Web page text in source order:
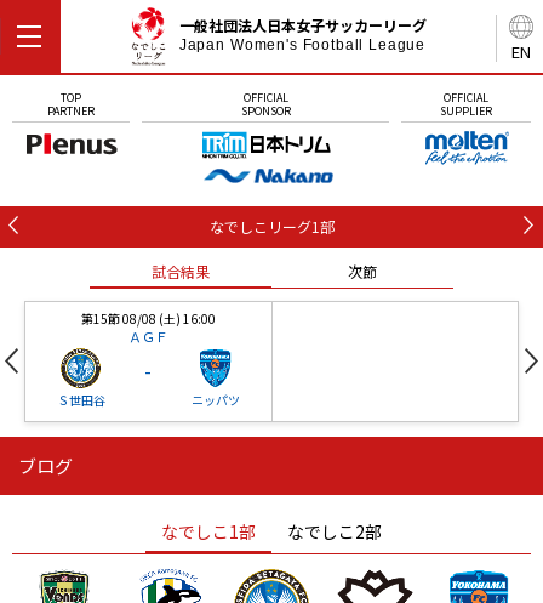
EN
一般社団法人日本女子サッカーリーグ
Japan Women's Football League
TOP
PARTNER
OFFICIAL
SPONSOR
OFFICIAL
SUPPLIER
なでしこリーグ1部
試合結果 次節
第15節 08/08 (土) 16:00
ＡＧＦ
Ｓ世田谷
-
ニッパツ
ニッパツ
ニッパツ 名古屋
石人の星
静岡 愛媛Ｌ
ブログ
なでしこ1部 なでしこ2部